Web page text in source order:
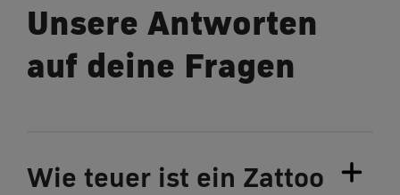
Unsere Antworten
auf deine Fragen
Wie teuer ist ein Zattoo